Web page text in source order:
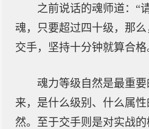
之前说话的魂师道：“
魂，只要超过四十级，那
交手，坚持十分钟就算合格
魂力等级自然是最重
来，是什么级别、什么属
然。至于交手则是对实战